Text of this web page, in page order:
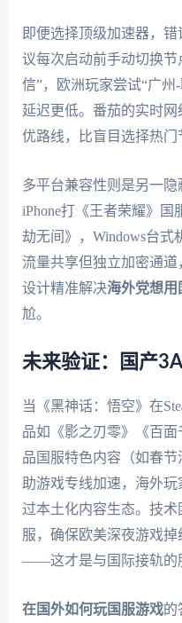
即便选择顶级加速器，
议每次启动前手动切换
信”，欧洲玩家尝试“广州
延迟更低。番茄的实时
优路线，比盲目选择热门
多平台兼容性则是另一
iPhone打《王者荣耀》国
劫无间》，Windows台
流量共享但独立加密通
设计精准解决海外党想用
尬。
未来验证：国产
当《黑神话：悟空》在
品如《影之刃零》《百
品国服特色内容（如春
助游戏专线加速，海外
过本土化内容生态。技
服，确保欧美深夜游戏
——这才是与国际接轨的
在国外如何玩国服游戏的